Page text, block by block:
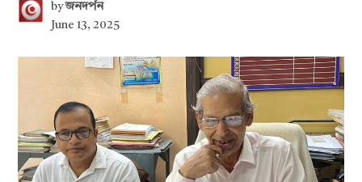
by জনদর্পন
June 13, 2025